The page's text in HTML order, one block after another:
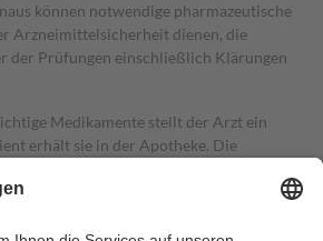
können notwendige pharmazeutische
Arzneimittelsicherheit dienen, die
der Prüfungen einschließlich Klärungen
Medikamente stellt der Arzt ein
erhält sie in der Apotheke. Die
trägt einen Teil davon als Zuzahlung